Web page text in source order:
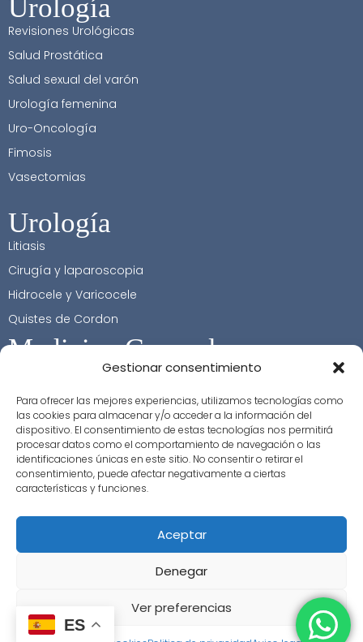
Gestionar consentimiento
Para ofrecer las mejores experiencias, utilizamos tecnologías como
las cookies para almacenar y/o acceder a la información del
dispositivo. El consentimiento de estas tecnologías nos permitirá
procesar datos como el comportamiento de navegación o las
identificaciones únicas en este sitio. No consentir o retirar el
consentimiento, puede afectar negativamente a ciertas
características y funciones.
Aceptar
Denegar
Ver preferencias
Urología
Revisiones Urológicas
Salud Prostática
Salud sexual del varón
Urología femenina
Uro-Oncología
Fimosis
Vasectomias
Urología
Litiasis
Cirugía y laparoscopia
Hidrocele y Varicocele
Quistes de Cordon
Medicina General
Contacto
+34 617 32 37 96
+34 963 529 904
info@clinicaurologiaalcala.com
cita@clinicaurologiaalcala.com
ES